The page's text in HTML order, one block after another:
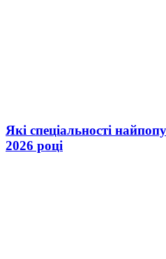
Які спеціальності
2026 році